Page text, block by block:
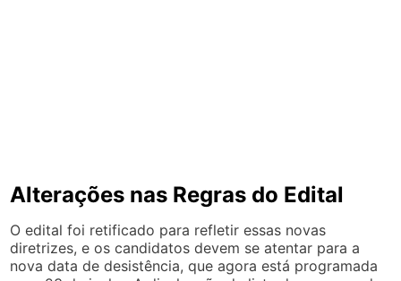
Alterações nas Regras do Edital
O edital foi retificado para refletir essas novas
diretrizes, e os candidatos devem se atentar para a
nova data de desistência, que agora está programada